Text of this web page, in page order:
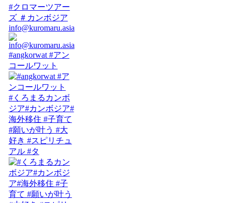
info@kuromaru.asia
#angkorwat #アン
コールワット
#くろまるカンボ
ジア#カンボジア#
海外移住 #子育て
#願いが叶う #大
好き #スピリチュ
アル #タ